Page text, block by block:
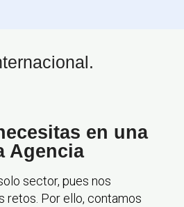
en una
Agencia
sector, pues nos
retos. Por ello, contamos